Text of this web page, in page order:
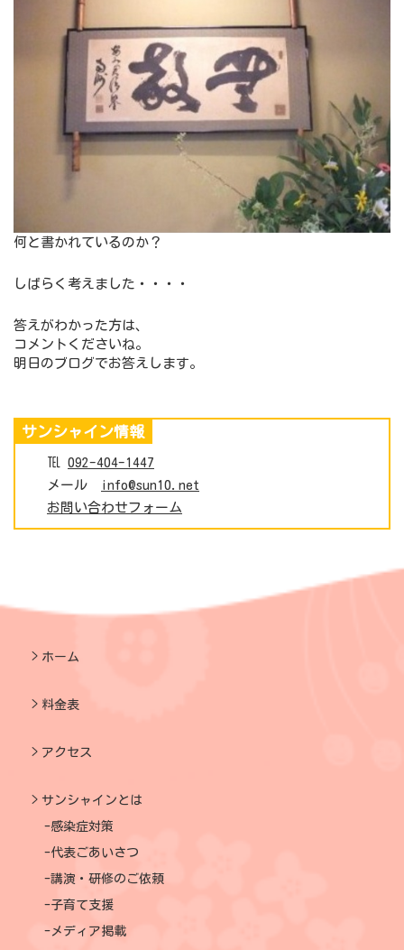
何と書かれているのか？
しばらく考えました・・・・
答えがわかった方は、
コメントくださいね。
明日のブログでお答えします。
サンシャイン情報
℡ 092-404-1447
メール
info@sun10.net
お問い合わせフォーム
ホーム
料金表
アクセス
サンシャインとは
感染症対策
代表ごあいさつ
講演・研修のご依頼
子育て支援
メディア掲載